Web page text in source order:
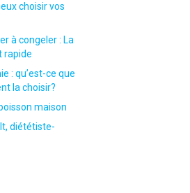
choisir vos
à congeler : La
rapide
: qu’est-ce que
la choisir?
maison
diététiste-